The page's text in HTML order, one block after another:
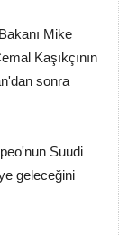
Mike
Kaşıkçının
sonra
Suudi
geleceğini